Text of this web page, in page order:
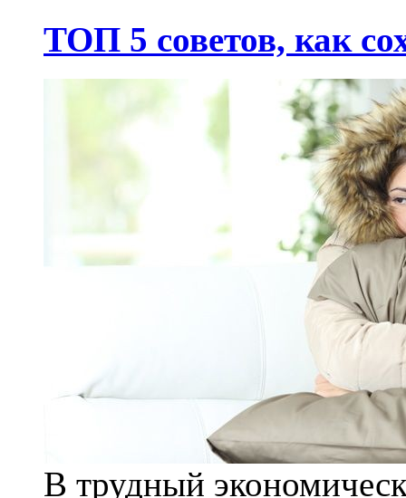
ТОП 5 советов, как
В трудный